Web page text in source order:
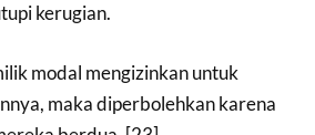
kerugian.
modal mengizinkan untuk
maka diperbolehkan karena